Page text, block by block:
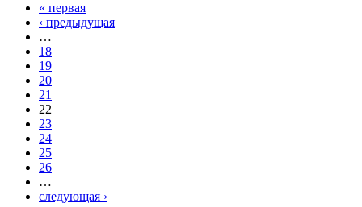
Страницы
« первая
‹ предыдущая
…
18
19
20
21
22
23
24
25
26
…
следующая ›